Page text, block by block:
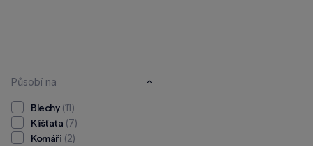
Působí na
Blechy (11)
Klíšťata (7)
Komáři (2)